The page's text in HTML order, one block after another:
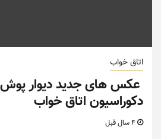
اتاق خواب
عکس های جدید دیوار پوش
دکوراسیون اتاق خواب